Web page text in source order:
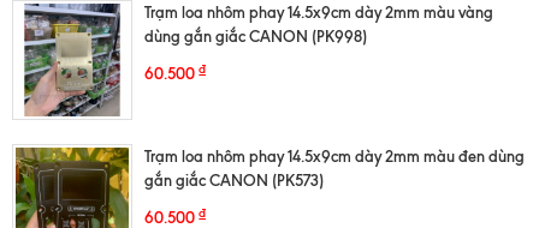
Trạm loa nhôm phay 14.5x9cm dày 2mm màu vàng
dùng gắn giắc CANON (PK998)
60.500 ₫
Trạm loa nhôm phay 14.5x9cm dày 2mm màu đen dùng
gắn giắc CANON (PK573)
60.500 ₫